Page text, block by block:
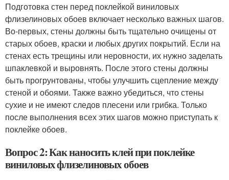
Подготовка стен перед поклейкой виниловых
флизелиновых обоев включает несколько важных шагов.
Во-первых, стены должны быть тщательно очищены от
старых обоев, краски и любых других покрытий. Если на
стенах есть трещины или неровности, их нужно заделать
шпаклевкой и выровнять. После этого стены должны
быть прогрунтованы, чтобы улучшить сцепление между
стеной и обоями. Также важно убедиться, что стены
сухие и не имеют следов плесени или грибка. Только
после выполнения всех этих шагов можно приступать к
поклейке обоев.
Вопрос 2: Как наносить клей при поклейке
виниловых флизелиновых обоев